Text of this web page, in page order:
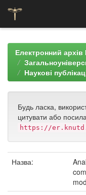
navigationЕлектронний
Наукові
Будь ласка,
цитувати або
https://
Назва: